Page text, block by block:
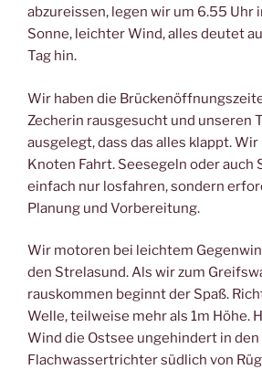
abzureissen, legen wir um 6.55 Uhr
Sonne, leichter Wind, alles deutet
Tag hin.
Wir haben die
Zecherin rausgesucht und unseren
ausgelegt, dass das alles klappt.
Knoten Fahrt. Seesegeln oder
einfach nur losfahren, sondern
Planung und Vorbereitung.
Wir motoren bei leichtem
den Strelasund. Als wir zum
rauskommen beginnt der Spaß.
Welle, teilweise mehr als 1m Höhe.
Wind die Ostsee ungehindert in den
Flachwassertrichter südlich von